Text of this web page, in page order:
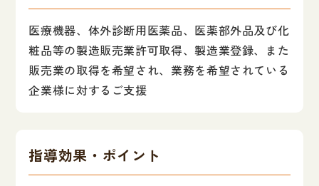
医療機器、体外診断用医薬品、医薬部外品及び化
粧品等の製造販売業許可取得、製造業登録、また
販売業の取得を希望され、業務を希望されている
企業様に対するご支援
指導効果・ポイント